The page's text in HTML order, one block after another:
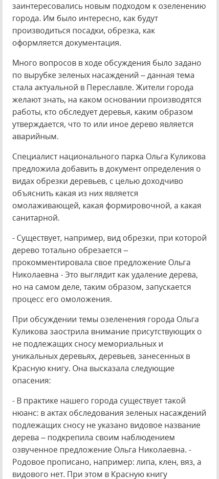
заинтересовались новым подходом к озеленению
города. Им было интересно, как будут
производиться посадки, обрезка, как
оформляется документация.
Много вопросов в ходе обсуждения было задано
по вырубке зеленых насаждений – данная тема
стала актуальной в Переславле. Жители города
желают знать, на каком основании производятся
работы, кто обследует деревья, каким образом
утверждается, что то или иное дерево является
аварийным.
Специалист национального парка Ольга Куликова
предложила добавить в документ определения о
видах обрезки деревьев, с целью доходчиво
объяснить какая из них является
омолаживающей, какая формировочной, а какая
санитарной.
- Существует, например, вид обрезки, при которой
дерево тотально обрезается –
прокомментировала свое предложение Ольга
Николаевна - Это выглядит как удаление дерева,
но на самом деле, таким образом, запускается
процесс его омоложения.
При обсуждении темы озеленения города Ольга
Куликова заострила внимание присутствующих о
не подлежащих сносу мемориальных и
уникальных деревьях, деревьев, занесенных в
Красную книгу. Она высказала следующие
опасения:
- В практике нашего города существует такой
нюанс: в актах обследования зеленых насаждений
подлежащих сносу не указано видовое название
дерева – подкрепила своим наблюдением
озвученное предложение Ольга Николаевна. -
Родовое прописано, например: липа, клен, вяз, а
видового нет. При этом в Красную книгу